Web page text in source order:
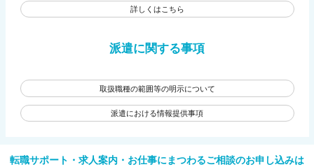
詳しくはこちら
派遣に関する事項
取扱職種の範囲等の明示について
派遣における情報提供事項
転職サポート・求人案内・お仕事にまつわるご相談のお申し込みは